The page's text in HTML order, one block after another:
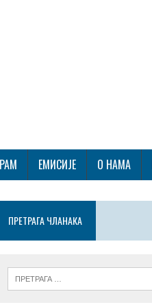
ЕМИСИЈЕ О НАМА
ПРЕТРАГА ЧЛАНАКА